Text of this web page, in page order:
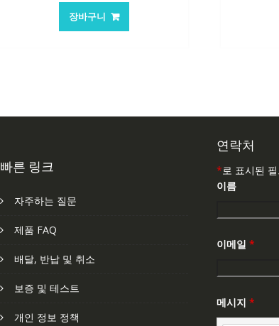
가
격:
장바구니
빠른 링크
자주하는 질문
제품 FAQ
배달, 반납 및 취소
보증 및 테스트
개인 정보 정책
연락처
*로 표시된
이름
이메일 *
메시지 *